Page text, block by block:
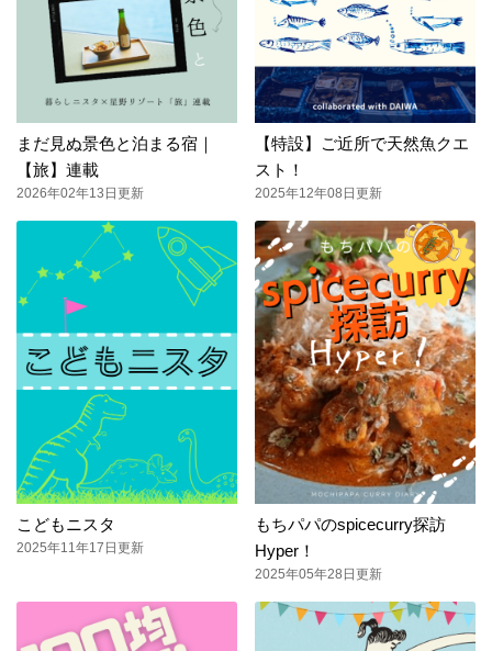
まだ見ぬ景色と泊まる宿｜
【旅】連載
2026年02年13日更新
【特設】ご近所で天然魚クエ
スト！
2025年12年08日更新
こどもニスタ
2025年11年17日更新
もちパパのspicecurry探訪
Hyper！
2025年05年28日更新